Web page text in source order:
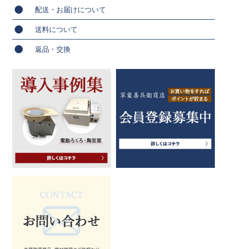
配送・お届けについて
送料について
返品・交換